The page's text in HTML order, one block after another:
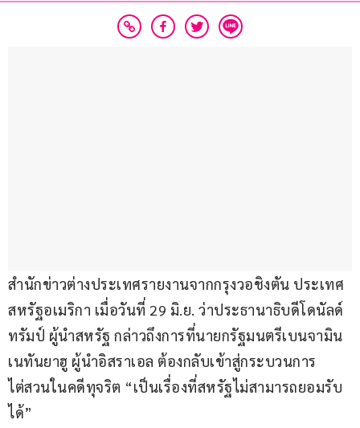
สำนักข่าวต่างประเทศรายงานจากกรุงวอชิงตัน ประเทศ
สหรัฐอเมริกา เมื่อวันที่ 29 มิ.ย. ว่าประธานาธิบดีโดนัลด์
ทรัมป์ ผู้นำสหรัฐ กล่าวถึงการที่นายกรัฐมนตรีเบนจามิน
เนทันยาฮู ผู้นำอิสราเอล ต้องกลับเข้าสู่กระบวนการ
ไต่สวนในคดีทุจริต “เป็นเรื่องที่สหรัฐไม่สามารถยอมรับ
ได้”